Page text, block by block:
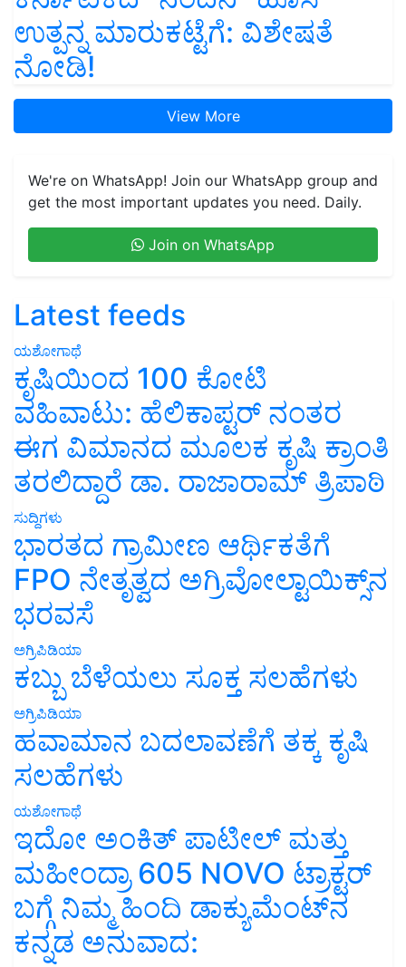
ಉತ್ಪನ್ನ ಮಾರುಕಟ್ಟೆಗೆ: ವಿಶೇಷತೆ
ನೋಡಿ!
View More
We're on WhatsApp! Join our WhatsApp group and
get the most important updates you need. Daily.
Join on WhatsApp
Latest feeds
ಯಶೋಗಾಥೆ
ಕೃಷಿಯಿಂದ 100 ಕೋಟಿ
ವಹಿವಾಟು: ಹೆಲಿಕಾಪ್ಟರ್ ನಂತರ
ಈಗ ವಿಮಾನದ ಮೂಲಕ ಕೃಷಿ ಕ್ರಾಂತಿ
ತರಲಿದ್ದಾರೆ ಡಾ. ರಾಜಾರಾಮ್ ತ್ರಿಪಾಠಿ
ಸುದ್ದಿಗಳು
ಭಾರತದ ಗ್ರಾಮೀಣ ಆರ್ಥಿಕತೆಗೆ
FPO ನೇತೃತ್ವದ ಅಗ್ರಿವೋಲ್ಟಾಯಿಕ್ಸ್‌ನ
ಭರವಸೆ
ಅಗ್ರಿಪಿಡಿಯಾ
ಕಬ್ಬು ಬೆಳೆಯಲು ಸೂಕ್ತ ಸಲಹೆಗಳು
ಅಗ್ರಿಪಿಡಿಯಾ
ಹವಾಮಾನ ಬದಲಾವಣೆಗೆ ತಕ್ಕ ಕೃಷಿ
ಸಲಹೆಗಳು
ಯಶೋಗಾಥೆ
ಇದೋ ಅಂಕಿತ್ ಪಾಟೀಲ್ ಮತ್ತು
ಮಹೀಂದ್ರಾ 605 NOVO ಟ್ರಾಕ್ಟರ್
ಬಗ್ಗೆ ನಿಮ್ಮ ಹಿಂದಿ ಡಾಕ್ಯುಮೆಂಟ್‌ನ
ಕನ್ನಡ ಅನುವಾದ: